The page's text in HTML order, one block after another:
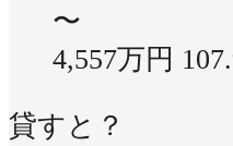
〜
4,557万円
貸すと？